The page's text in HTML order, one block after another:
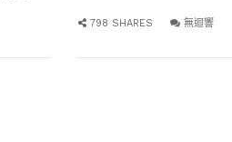
威士
798 SHARES 無迴響